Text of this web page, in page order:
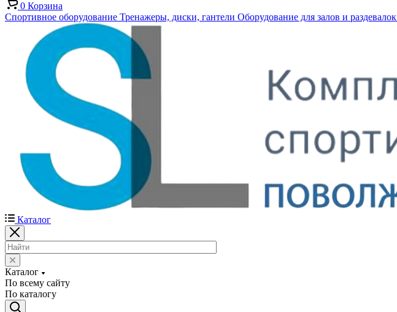
0 Корзина
Спортивное оборудование Тренажеры, диски, гантели Оборудование для залов и раздевалок
Каталог
Каталог
По всему сайту
По каталогу